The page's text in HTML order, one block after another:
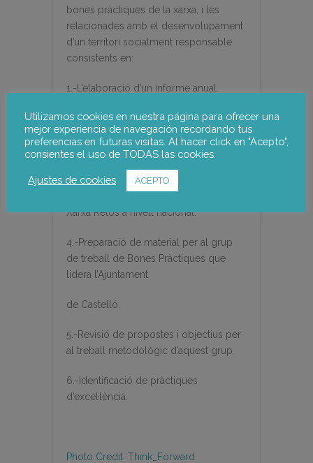
bones pràctiques de la xarxa, i les
relacionades amb el desenvolupament
d’un territori socialment responsable
consistents en:
1.-L’elaboració d’un informe anual.
2.-Resolució de consultes i enviament
de material per a l’actualització de la
base de dades de bones pràctiques.
3.-Recollida de noves fitxes de bones
Xarxa Retos a nivell nacional.
4.-Preparació de material per al grup
de treball de Bones Pràctiques que
lidera l’Ajuntament
de Castelló.
5.-Revisió de propostes i objectius per
al treball metodològic d’aquest grup.
6.-Identificació de pràctiques
d’excel·lència.
Photo Credit: Think_Forward
Utilizamos cookies en nuestra página para ofrecer una
mejor experiencia de navegación recordando tus
preferencias en futuras visitas. Al hacer click en "Acepto",
consientes el uso de TODAS las cookies.
Ajustes de cookies ACEPTO